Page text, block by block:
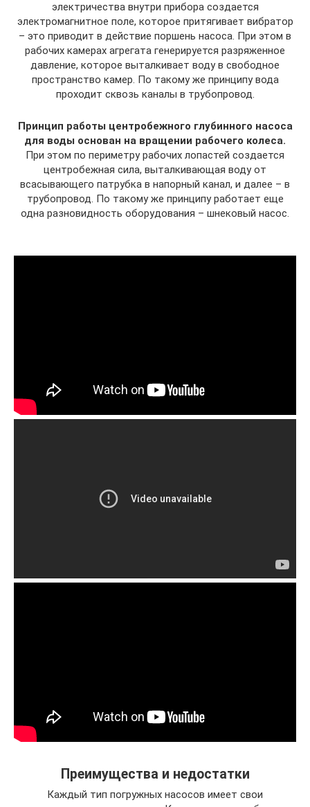
электричества внутри прибора создается
электромагнитное поле, которое притягивает вибратор
– это приводит в действие поршень насоса. При этом в
рабочих камерах агрегата генерируется разряженное
давление, которое выталкивает воду в свободное
пространство камер. По такому же принципу вода
проходит сквозь каналы в трубопровод.
Принцип работы центробежного глубинного насоса
для воды основан на вращении рабочего колеса.
При этом по периметру рабочих лопастей создается
центробежная сила, выталкивающая воду от
всасывающего патрубка в напорный канал, и далее – в
трубопровод. По такому же принципу работает еще
одна разновидность оборудования – шнековый насос.
Преимущества и недостатки
Каждый тип погружных насосов имеет свои